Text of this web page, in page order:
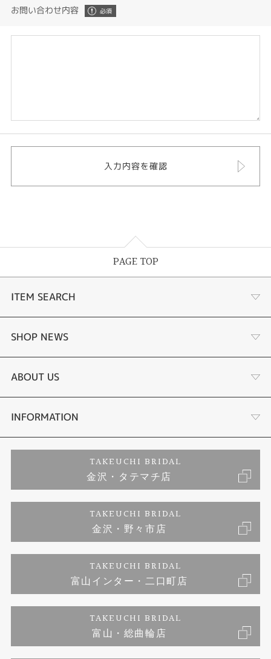
お問い合わせ内容
PAGE TOP
ITEM SEARCH
婚約指輪
結婚指輪
セットリング
婚約ネックレス
ダイヤモンド
ジュエリーリフォーム
SHOP NEWS
選ばれる理由まとめ
お客様の声
プロポーズサポート
ブランドリスト
福井指輪工房｜手作りペアリング
福井指輪工房｜手作り結婚指輪 and 婚約指輪
福井工房｜手作り婚約指輪プロポーズプラン
ABOUT US
会社概要
お客様の声
INFORMATION
プライバシーポリシー
TAKEUCHI BRIDAL
金沢・タテマチ店
TAKEUCHI BRIDAL
金沢・野々市店
TAKEUCHI BRIDAL
富山インター・二口町店
TAKEUCHI BRIDAL
富山・総曲輪店